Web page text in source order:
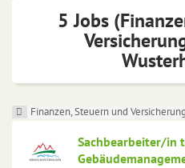
5 Jobs
Finanzen, Steuern und Versicherung
Sachbearbeiter/in